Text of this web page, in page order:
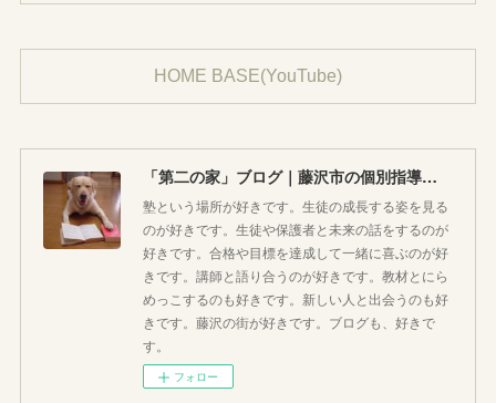
HOME BASE(YouTube)
「第二の家」ブログ｜藤沢市の個別指導塾のお話
塾という場所が好きです。生徒の成長する姿を見る
のが好きです。生徒や保護者と未来の話をするのが
好きです。合格や目標を達成して一緒に喜ぶのが好
きです。講師と語り合うのが好きです。教材とにら
めっこするのも好きです。新しい人と出会うのも好
きです。藤沢の街が好きです。ブログも、好きで
す。
フォロー